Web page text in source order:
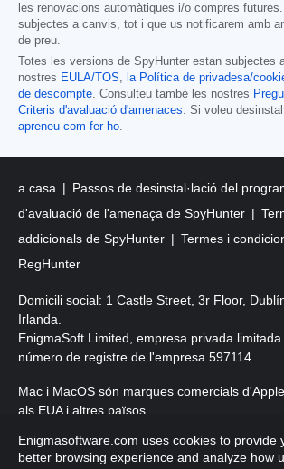
les renovacions automàtiques i/o compres
subjectes a canvis, tot i que us notificarem amb
de preu.
Totes les versions de SpyHunter estan subjectes
nostres EULA/TOS la Política de privadesa/
de descompte . Consulteu també les nostres
Criteris d'avaluació d'amenaces . Si voleu
apreneu com fer-ho
a casa Passos de desinstal·lació del
d'avaluació de l'amenaça de SpyHunter
addicionals de SpyHunter
Termes i
RegHunter
Domicili social: 1 Castle Street, 3r Floor,
Irlanda.
EnigmaSoft Limited, empresa privada
número de registre de l'empresa 597114.
Mac i MacOS són marques comercials
als EUA i altres països.
Copyright 2016-2026 . EnigmaSoft Ltd. Tots
Enigmasoftware.com uses cookies to provide
better browsing experience and analyze how